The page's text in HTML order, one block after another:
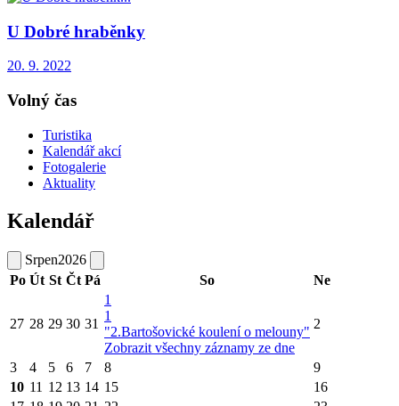
U Dobré hraběnky
20. 9. 2022
Volný čas
Turistika
Kalendář akcí
Fotogalerie
Aktuality
Kalendář
Srpen2026
Po Út St Čt Pá So Ne
27 28 29 30 31
1
1
"2.Bartošovické koulení o melouny"
Zobrazit všechny záznamy ze dne
2
3 4 5 6 7 8
9
10 11 12 13 14 15
16